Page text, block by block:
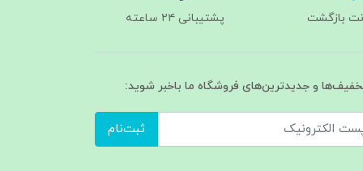
پشتیبانی ۲۴ ساعته
و جدیدترین‌های فروشگاه ما باخبر شوید:
ثبت‌نام